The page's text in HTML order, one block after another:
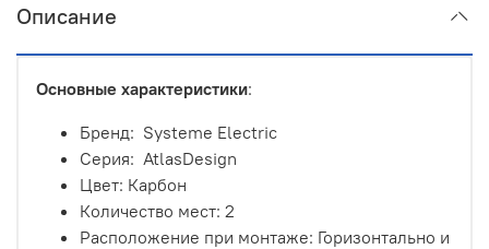
Описание
Основные характеристики:
Бренд: Systeme Electric
Серия: AtlasDesign
Цвет: Карбон
Количество мест: 2
Расположение при монтаже: Горизонтально и